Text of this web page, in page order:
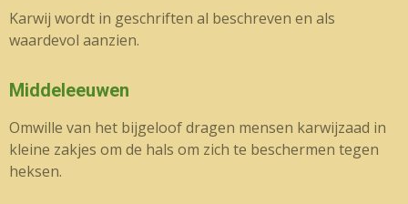
Karwij wordt in geschriften al beschreven en als
waardevol aanzien.
Middeleeuwen
Omwille van het bijgeloof dragen mensen karwijzaad in
kleine zakjes om de hals om zich te beschermen tegen
heksen.